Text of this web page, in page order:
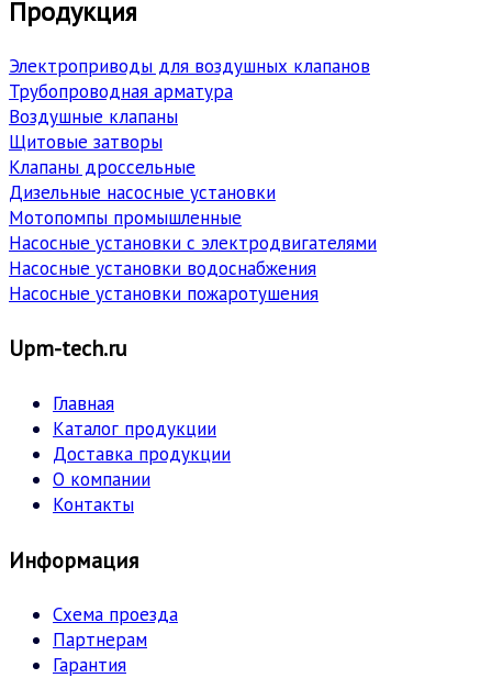
Продукция
Электроприводы для воздушных клапанов
Трубопроводная арматура
Воздушные клапаны
Щитовые затворы
Клапаны дроссельные
Дизельные насосные установки
Мотопомпы промышленные
Насосные установки с электродвигателями
Насосные установки водоснабжения
Насосные установки пожаротушения
Upm-tech.ru
Главная
Каталог продукции
Доставка продукции
О компании
Контакты
Информация
Схема проезда
Партнерам
Гарантия